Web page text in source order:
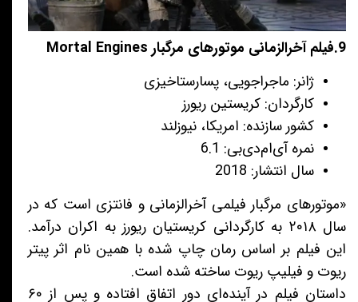
9.فیلم آخرالزمانی موتورهای مرگبار Mortal Engines
ژانر: ماجراجویی، پسارستاخیزی
کارگردان: کریستین ریورز
کشور سازنده: امریکا، نیوزلند
نمره آی‌ام‌دی‌بی: 6.1
سال انتشار: 2018
«موتورهای مرگبار فیلمی آخرالزمانی و فانتزی است که در
سال ۲۰۱۸ به کارگردانی کریستیان ریورز به اکران درآمد.
این فیلم بر اساس رمان چاپ شده با همین نام اثر پیتر
ریوت و فیلیپ ریوت ساخته شده است.
داستان فیلم در آینده‌ای دور اتفاق افتاده و پس از ۶۰